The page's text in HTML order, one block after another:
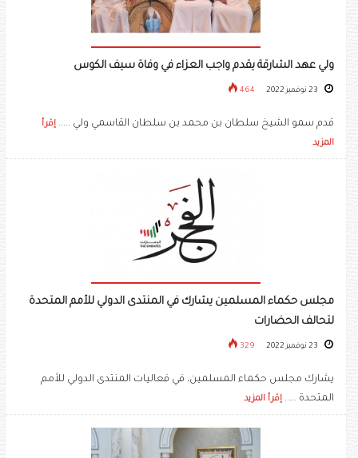
ولي عهد الشارقة يقدم واجب العزاء في وفاة سيف الكوس
464
قدم سمو الشيخ سلطان بن محمد بن سلطان القاسمي ولي ..... إقرأ
المزيد
مجلس حكماء المسلمين يشارك في المنتدى الدولي للأمم المتحدة
لتحالف الحضارات
329
يشارك مجلس حكماء المسلمين، في فعاليات المنتدى الدولي للأمم
المتحدة ..... إقرأ المزيد